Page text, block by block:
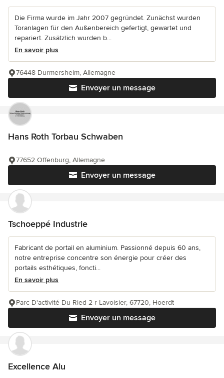
Die Firma wurde im Jahr 2007 gegründet. Zunächst wurden
Toranlagen für den Außenbereich gefertigt, gewartet und
repariert. Zusätzlich wurden b...
En savoir plus
Envoyer un message
76448 Durmersheim, Allemagne
Hans Roth Torbau Schwaben
Envoyer un message
77652 Offenburg, Allemagne
Tschoeppé Industrie
Fabricant de portail en aluminium. Passionné depuis 60 ans,
notre entreprise concentre son énergie pour créer des
portails esthétiques, foncti...
En savoir plus
Envoyer un message
Parc D'activité Du Ried 2 r Lavoisier, 67720, Hoerdt
Excellence Alu